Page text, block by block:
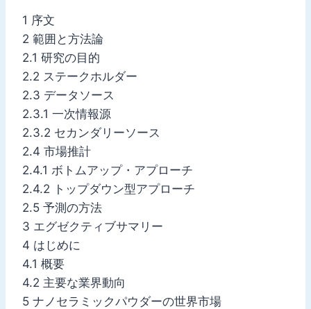
1 序文
2 範囲と方法論
2.1 研究の目的
2.2 ステークホルダー
2.3 データソース
2.3.1 一次情報源
2.3.2 セカンダリーソース
2.4 市場推計
2.4.1 ボトムアップ・アプローチ
2.4.2 トップダウン型アプローチ
2.5 予測の方法
3 エグゼクティブサマリー
4 はじめに
4.1 概要
4.2 主要な業界動向
5 ナノセラミックパウダーの世界市場